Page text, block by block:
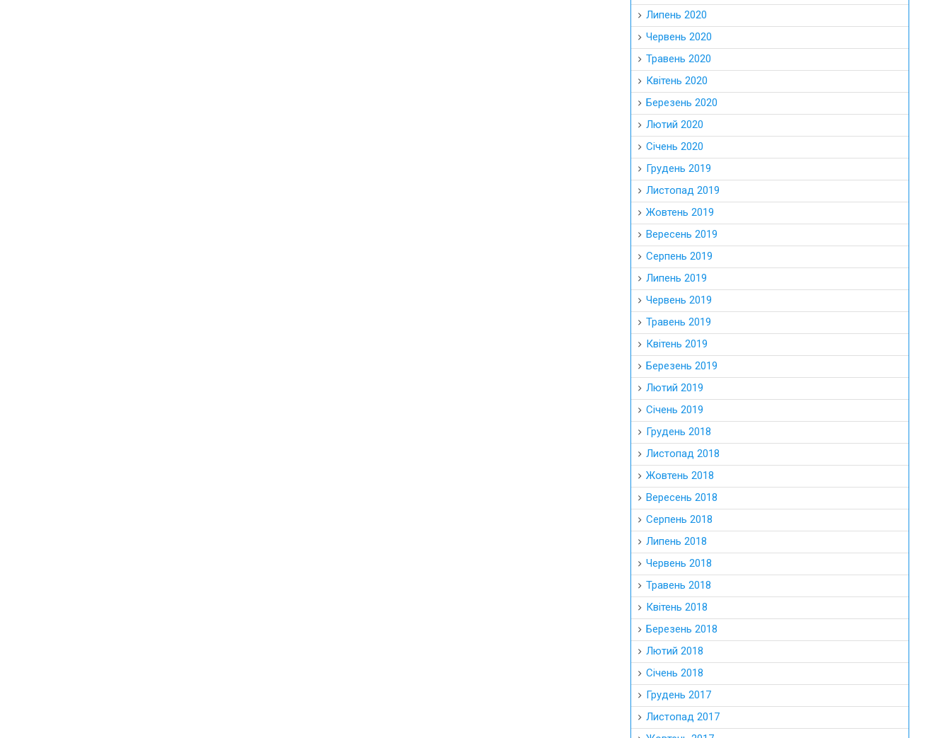
Липень 2020
Червень 2020
Травень 2020
Квітень 2020
Березень 2020
Лютий 2020
Січень 2020
Грудень 2019
Листопад 2019
Жовтень 2019
Вересень 2019
Серпень 2019
Липень 2019
Червень 2019
Травень 2019
Квітень 2019
Березень 2019
Лютий 2019
Січень 2019
Грудень 2018
Листопад 2018
Жовтень 2018
Вересень 2018
Серпень 2018
Липень 2018
Червень 2018
Травень 2018
Квітень 2018
Березень 2018
Лютий 2018
Січень 2018
Грудень 2017
Листопад 2017